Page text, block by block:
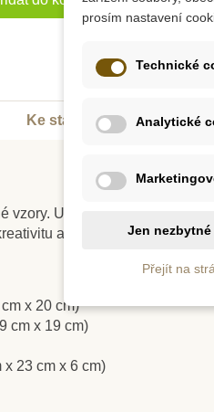
Skladem
MODELS
období
Ke stažení
vzory. Umístěte průhlednou
a trpělivost.
x 20 cm)
cm x 19 cm)
23 cm x 6 cm)
prosím nastavení
Technické
Analytické
Jen nezbytné
Přejít na